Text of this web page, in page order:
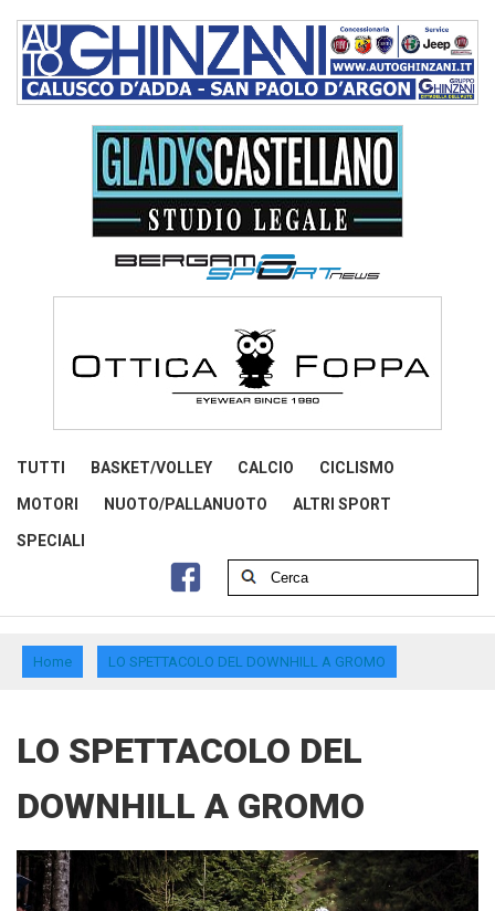
TUTTI BASKET/VOLLEY CALCIO CICLISMO
MOTORI NUOTO/PALLANUOTO ALTRI SPORT
SPECIALI
Home LO SPETTACOLO DEL DOWNHILL A GROMO
LO SPETTACOLO DEL
DOWNHILL A GROMO